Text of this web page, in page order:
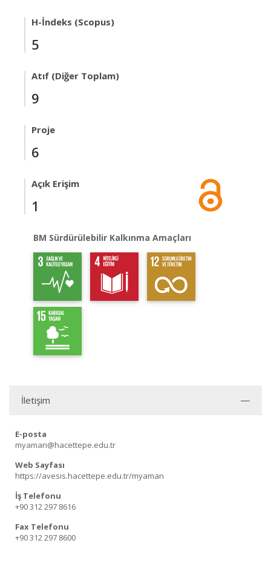
H-İndeks (Scopus)
5
Atıf (Diğer Toplam)
9
Proje
6
Açık Erişim
1
BM Sürdürülebilir Kalkınma Amaçları
İletişim
E-posta
myaman@hacettepe.edu.tr
Web Sayfası
https://avesis.hacettepe.edu.tr/myaman
İş Telefonu
+90 312 297 8616
Fax Telefonu
+90 312 297 8600